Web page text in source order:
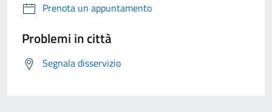
Prenota un appuntamento
Problemi in città
Segnala disservizio